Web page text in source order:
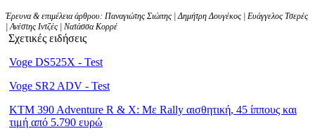
Έρευνα & επιμέλεια άρθρου: Παναγιώτης Σιώπης | Δημήτρη Δουγέκος | Ευάγγελος Τσερές
| Ανέστης Ιντζές | Νατάσσα Κορρέ
Σχετικές ειδήσεις
Voge DS525X - Test
Voge SR2 ADV - Test
KTM 390 Adventure R & X: Με Rally αισθητική, 45 ίππους και
τιμή από 5.790 ευρώ